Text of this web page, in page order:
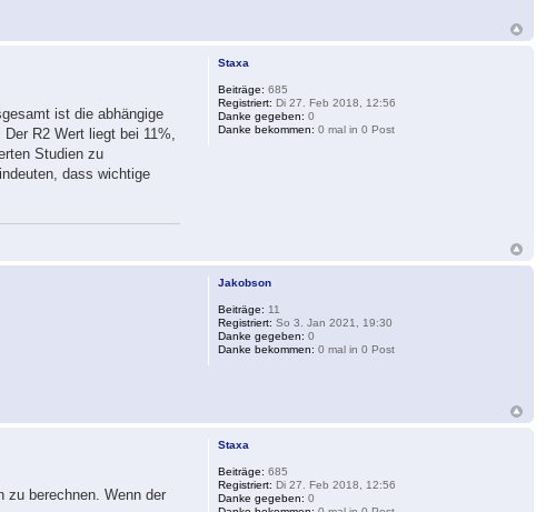
ist die abhängige
R2 Wert liegt bei 11%,
Studien zu
dass wichtige
Staxa
Beiträge: 685
Registriert: Di 27. Feb 2018, 12:56
Danke gegeben: 0
Danke bekommen: 0 mal in 0 Post
Jakobson
Beiträge: 11
Registriert: So 3. Jan 2021, 19:30
Danke gegeben: 0
Danke bekommen: 0 mal in 0 Post
zu berechnen. Wenn der
Staxa
Beiträge: 685
Registriert: Di 27. Feb 2018, 12:56
Danke gegeben: 0